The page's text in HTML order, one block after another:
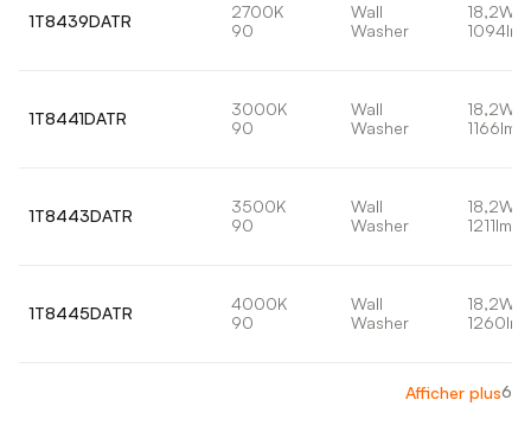
1T8439DATR
2700K
90
Wall
Washer
18,2W
1094lm
1T8441DATR
3000K
90
Wall
Washer
18,2W
1166lm
1T8443DATR
3500K
90
Wall
Washer
18,2W
1211lm
1T8445DATR
4000K
90
Wall
Washer
18,2W
1260lm
Afficher plus6